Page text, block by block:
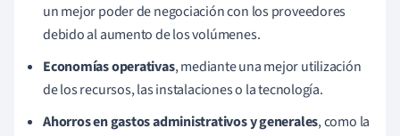
un mejor poder de negociación con los proveedores
debido al aumento de los volúmenes.
Economías operativas, mediante una mejor utilización
de los recursos, las instalaciones o la tecnología.
Ahorros en gastos administrativos y generales, como la